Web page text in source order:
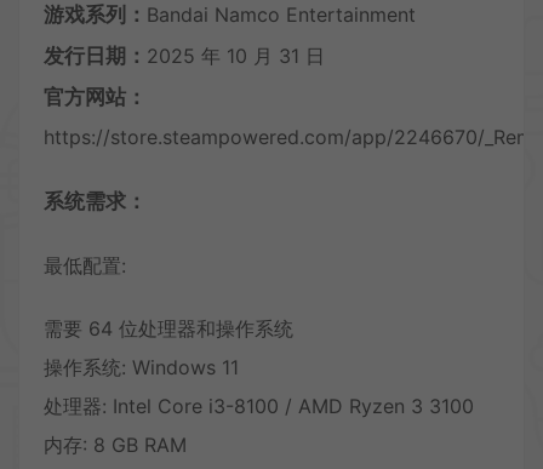
游戏系列： Bandai Namco Entertainment
发行日期： 2025 年 10 月 31 日
官方网站：
https://store.steampowered.com/app/2246670/
系统需求：
最低配置:
需要 64 位处理器和操作系统
操作系统: Windows 11
处理器: Intel Core i3-8100 / AMD Ryzen 3 3100
内存: 8 GB RAM